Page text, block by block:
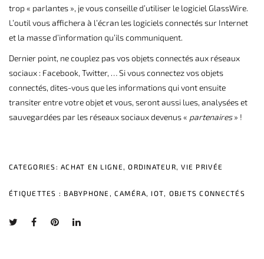
trop « parlantes », je vous conseille d’utiliser le logiciel GlassWire.
L’outil vous affichera à l’écran les logiciels connectés sur Internet
et la masse d’information qu’ils communiquent.
Dernier point, ne couplez pas vos objets connectés aux réseaux
sociaux : Facebook, Twitter, … Si vous connectez vos objets
connectés, dites-vous que les informations qui vont ensuite
transiter entre votre objet et vous, seront aussi lues, analysées et
sauvegardées par les réseaux sociaux devenus « partenaires» !
CATEGORIES:ACHAT EN LIGNE ,ORDINATEUR,VIE PRIVÉE
ÉTIQUETTES : BABYPHONE ,CAMÉRA, IOT, OBJETS CONNECTÉS